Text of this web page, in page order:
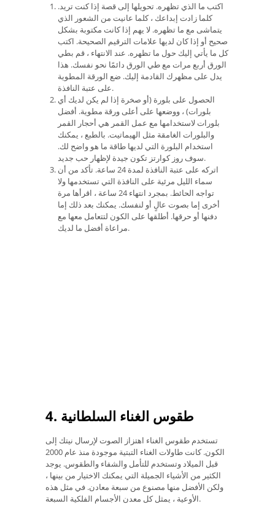
اكتب ما الذي تظهره. تحويلها إلى قصة إذا كنت تريد.
كلما زادت إبداعك ، كلما عانيت من الشعور الذي
يتماشى مع ما تظهره. لا يهم إذا كانت مكتوبة بشكل
صحيح أو إذا كان لديها علامات الترقيم الصحيحة. اكتب
كل ما يأتي إليك حول ما تظهره. عند الانتهاء ، قم بطي
الورق أربع مرات مع طي الورق دائمًا نحو نفسك. هذا
يدل على مظهرك القادمة إليك. ضع الورقة المطوية
على عتبة النافذة.
الحصول على بلورة (أو صخرة إذا لم يكن لديك أي
بلورات) ، ووضعها على أعلى ورقة مطوية. أفضل
بلورات لاستخدامها مع عمل القمر هي أحجار القمر
والبلورات الغامقة مثل الهيماتيت. بالطبع ، يمكنك
استخدام البلورة التي لديها طاقة ما هو واضح لك.
سوف روز كوارتز تكون جيدة لإظهار حب جديد.
اتركه على عتبة النافذة لمدة 24 ساعة. تأكد من أن
سماء الليل مرئية على النافذة التي تستخدمها ولا
تواجه الحائط. بمجرد انتهاء 24 ساعة ، اقرأها مرة
أخرى إما بصوت عالٍ أو لنفسك. يمكنك بعد ذلك إما
دفنها أو حرقها. أطلقها على الكون لتتعامل معها مع
مراعاة أفضل ما لديك.
4. طقوس الغناء السلطانية
تستخدم طقوس الغناء اهتزاز الصوت لإرسال نيتك إلى
الكون. كانت طاولات الغناء التبتية موجودة منذ عام 2000
قبل الميلاد وتستخدم للتأمل والشفاء والطقوس. يوجد
الكثير من الأشياء الجميلة التي يمكنك الاختيار من بينها ،
ولكن الأفضل منها مصنوع من سبعة معادن. في مثل هذه
الأوعية ، يمثل كل معدن الأجسام الفلكية السبعة.